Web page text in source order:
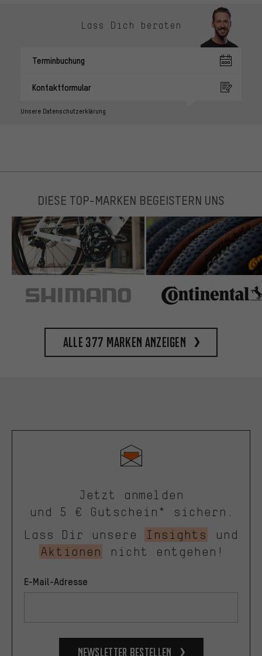
Lass Dich beraten
Terminbuchung
Kontaktformular
Unsere Datenschutzerklärung
DIESE TOP-MARKEN BEGEISTERN UNS
Alle 377 Marken anzeigen
Jetzt anmelden
und 5 € Gutschein* sichern.
Lass Dir unsere
Insights
und
Aktionen
nicht entgehen!
E-Mail-Adresse
Newsletter bestellen